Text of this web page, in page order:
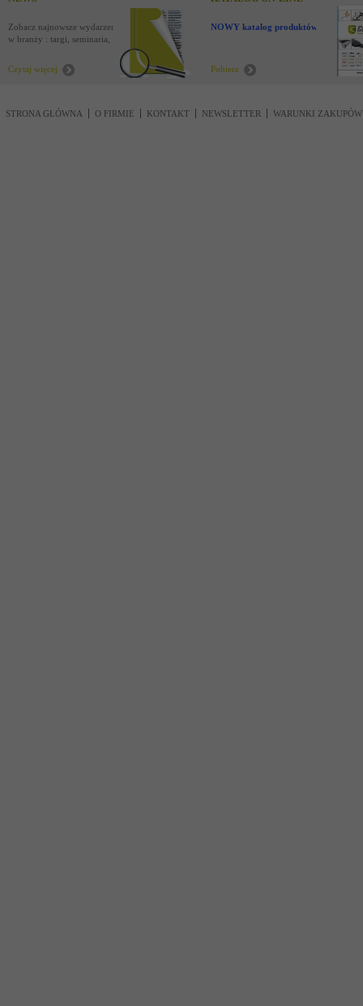
Zobacz najnowsze wydarzenia
w branży : targi, seminaria,
Czytaj więcej
NOWY katalog produktów !
Pobierz
STRONA GŁÓWNA O FIRMIE KONTAKT NEWSLETTER WARUNKI ZAKUPÓW